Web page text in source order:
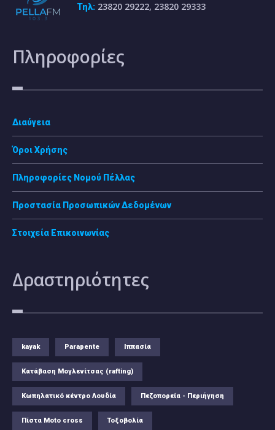
Τηλ: 23820 29222, 23820 29333
Πληροφορίες
Διαύγεια
Όροι Χρήσης
Πληροφορίες Νομού Πέλλας
Προστασία Προσωπικών Δεδομένων
Στοιχεία Επικοινωνίας
Δραστηριότητες
kayak Parapente Ιππασία
Κατάβαση Μογλενίτσας (rafting)
Κωπηλατικό κέντρο Λουδία Πεζοπορεία - Περιήγηση
Πίστα Moto cross Τοξοβολία